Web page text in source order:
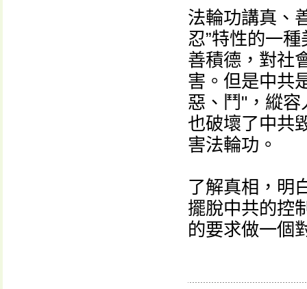
法輪功講真、
忍”特性的一
善積德，對社
害。但是中共
惡、鬥"，縱
也破壞了中共
害法輪功。
了解真相，明
擺脫中共的控
的要求做一個